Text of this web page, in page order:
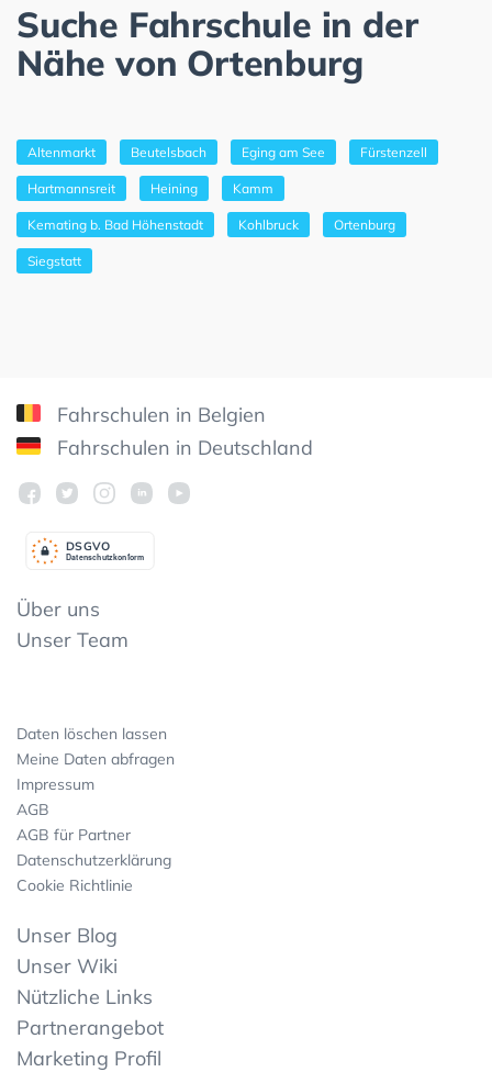
Suche Fahrschule in der
Nähe von Ortenburg
Altenmarkt Beutelsbach Eging am See Fürstenzell
Hartmannsreit Heining Kamm
Kemating b. Bad Höhenstadt Kohlbruck Ortenburg
Siegstatt
Fahrschulen in Belgien
Fahrschulen in Deutschland
Datenschutzkonform
DSGVO
Über uns
Unser Team
Daten löschen lassen
Meine Daten abfragen
Impressum
AGB
AGB für Partner
Datenschutzerklärung
Cookie Richtlinie
Unser Blog
Unser Wiki
Nützliche Links
Partnerangebot
Marketing Profil